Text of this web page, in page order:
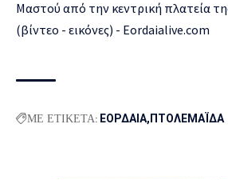
ΜΕ ΕΤΙΚΕΤΑ: ΕΟΡΔΑΙΑ ΠΤΟΛΕΜΑΪΔΑ